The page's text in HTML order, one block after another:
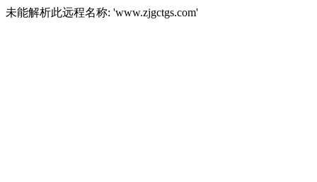
未能解析此远程名称: 'www.zjgctgs.com'